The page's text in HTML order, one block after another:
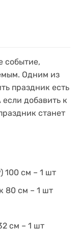
событие,
Одним из
праздник есть
если добавить к
станет
100 см – 1 шт
80 см – 1 шт
см – 1 шт